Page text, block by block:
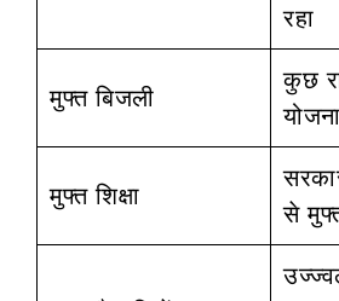
रहा
मुफ्त बिजली
कुछ
मुफ्त शिक्षा
से